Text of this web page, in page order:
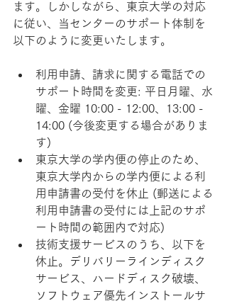
ます。しかしながら、東京大学の対応
に従い、当センターのサポート体制を
以下のように変更いたします。
利用申請、請求に関する電話での
サポート時間を変更: 平日月曜、水
曜、金曜 10:00 - 12:00、13:00 -
14:00 (今後変更する場合がありま
す)
東京大学の学内便の停止のため、
東京大学内からの学内便による利
用申請書の受付を休止 (郵送による
利用申請書の受付には上記のサポ
ート時間の範囲内で対応)
技術支援サービスのうち、以下を
休止。デリバリーラインディスク
サービス、ハードディスク破壊、
ソフトウェア優先インストールサ